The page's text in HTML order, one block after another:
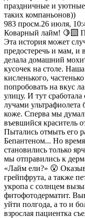
праздничные и
таких компаньонов))
983 просм.26 июля,
Коварный лайм! 🍋‍🟩
Эта история может
предостеречь и мам, и
делала домашний
кусочек на столе.
кисленького,
попробовать на вкус
улицу. И тут
лучами ультрафиолета
коже. Сперва мы
въевшийся краситель
Пытались отмыть его
Бепантеном... Но
становились только
мы отправились к
«Лайм ели?» 😮
грейпфрута, а также
укропа с солнцем
фитофотодерматит.
уйти полгода, а то и
взрослая пациентка